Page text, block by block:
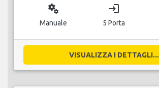
miscellaneous_services
Manuale
login
5 Porta
VISUALIZZA I DETTAGLI...